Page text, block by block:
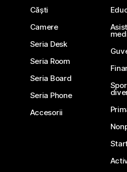
Căști
Camere
Seria Desk
Seria Room
Seria Board
Seria Phone
Accesorii